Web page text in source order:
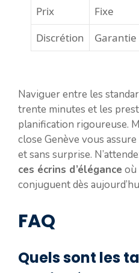
Prix
Fixe
Discrétion
Garantie
Naviguer entre les
trente minutes et les
planification rigoureuse.
close Genève vous
et sans surprise.
ces écrins d’élégance où
conjuguent dès
FAQ
Quels sont les